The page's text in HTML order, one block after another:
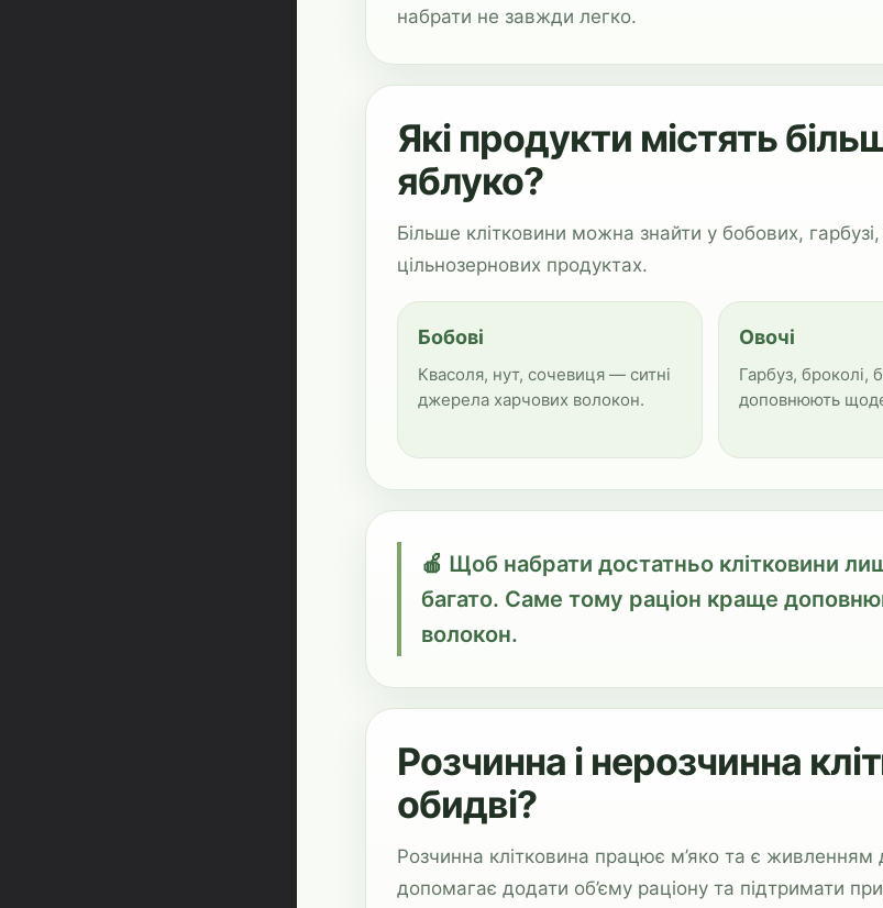
набрати не завжди легко.
Які продукти містять
яблуко?
Більше клітковини можна знайти у бобових,
цільнозернових продуктах.
Бобові
Квасоля, нут, сочевиця — ситні
джерела харчових волокон.
Овочі
Гарбуз, броколі,
доповнюють
🍎 Щоб набрати достатньо клітковини
багато. Саме тому раціон краще
волокон.
Розчинна і нерозчинна
обидві?
Розчинна клітковина працює м’яко та є живленням
допомагає додати об’єму раціону та підтримати